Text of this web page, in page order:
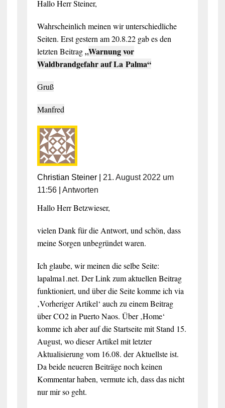
Hallo Herr Steiner,
Wahrscheinlich meinen wir unterschiedliche
Seiten. Erst gestern am 20.8.22 gab es den
letzten Beitrag„Warnung vor
Waldbrandgefahr auf La Palma“
Gruß
Manfred
Christian Steiner| 21. August 2022 um
11:56| Antworten
Hallo Herr Betzwieser,
vielen Dank für die Antwort, und schön, dass
meine Sorgen unbegründet waren.
Ich glaube, wir meinen die selbe Seite:
lapalma1.net. Der Link zum aktuellen Beitrag
funktioniert, und über die Seite komme ich via
‚Vorheriger Artikel‘ auch zu einem Beitrag
über CO2 in Puerto Naos. Über ‚Home‘
komme ich aber auf die Startseite mit Stand 15.
August, wo dieser Artikel mit letzter
Aktualisierung vom 16.08. der Aktuellste ist.
Da beide neueren Beiträge noch keinen
Kommentar haben, vermute ich, dass das nicht
nur mir so geht.